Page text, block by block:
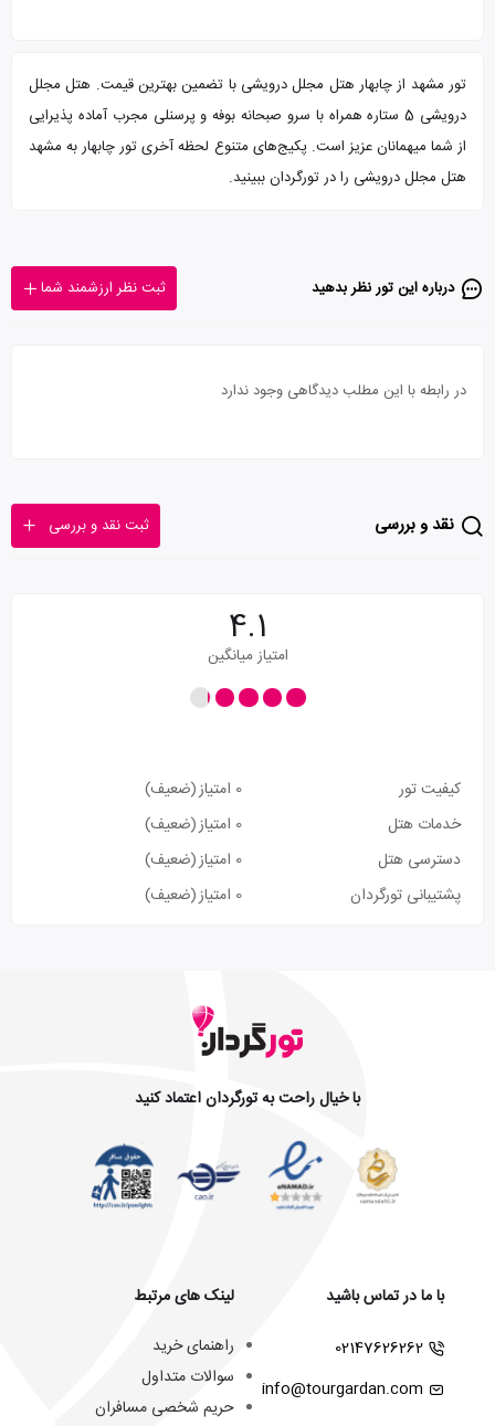
تور مشهد از چابهار هتل مجلل درویشی با تضمین بهترین قیمت. هتل مجلل
درویشی 5 ستاره همراه با سرو صبحانه بوفه و پرسنلی مجرب آماده پذیرایی
از شما میهمانان عزیز است. پکیج‌های متنوع لحظه آخری تور چابهار به مشهد
هتل مجلل درویشی را در تورگردان ببینید.
درباره این تور‌ نظر بدهید ثبت نظر ارزشمند شما
در رابطه با این مطلب دیدگاهی وجود ندارد
نقد و بررسی ثبت نقد و بررسی
4.1
امتیاز میانگین
کیفیت تور 0 امتیاز
(ضعیف)
خدمات هتل
0 امتیاز
(ضعیف)
دسترسی هتل
0 امتیاز
(ضعیف)
پشتیبانی تورگردان
0 امتیاز (ضعیف)
با خیال راحت به تورگردان اعتماد کنید
با ما در تماس باشید
02147626262
info@tourgardan.com
لینک های مرتبط
راهنمای خرید
سوالات متداول
حریم شخصی مسافران